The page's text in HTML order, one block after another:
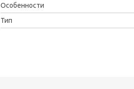
Особенности
Тип